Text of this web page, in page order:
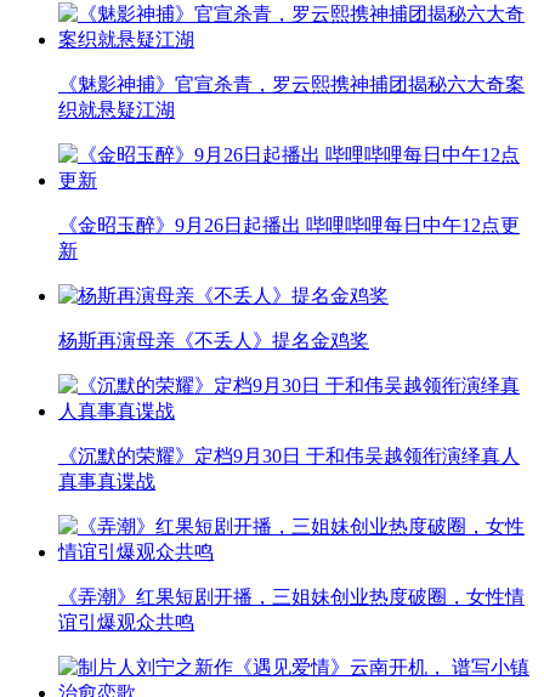
《魅影神捕》官宣杀青，罗云熙携神捕团揭秘六大奇案
织就悬疑江湖
《金昭玉醉》9月26日起播出 哔哩哔哩每日中午12点更
新
杨斯再演母亲《不丢人》提名金鸡奖
《沉默的荣耀》定档9月30日 于和伟吴越领衔演绎真人
真事真谍战
《弄潮》红果短剧开播，三姐妹创业热度破圈，女性情
谊引爆观众共鸣